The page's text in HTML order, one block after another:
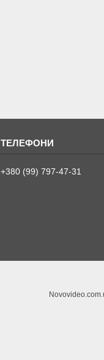
+380 (99) 797-47-31